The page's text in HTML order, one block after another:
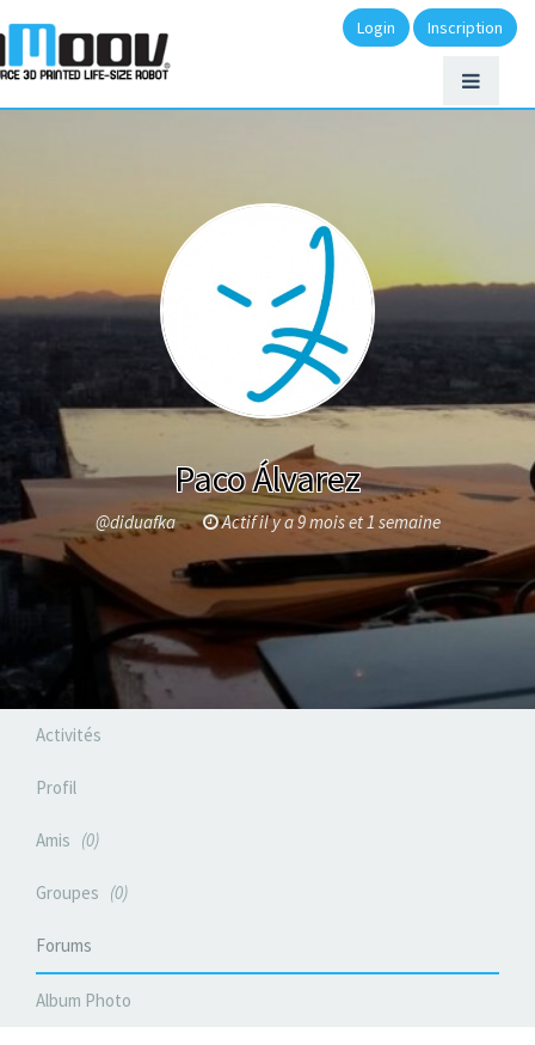
Login Inscription
Paco Álvarez
@diduafka Actif il y a 9 mois et 1 semaine
Activités
Profil
Amis 0
Groupes 0
Forums
Album Photo